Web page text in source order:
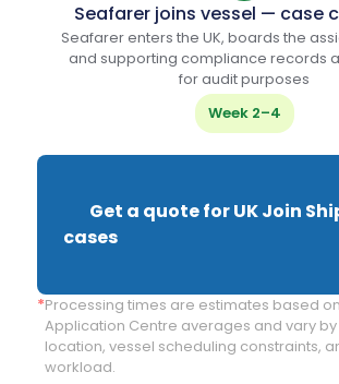
Seafarer joins vessel — case
Seafarer enters the UK, boards the
and supporting compliance records
for audit purposes
Week 2–4
cases
*Processing times are estimates based
Application Centre averages and vary
location, vessel scheduling constraints,
workload.